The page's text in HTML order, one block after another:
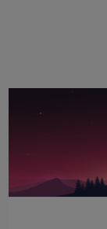
n